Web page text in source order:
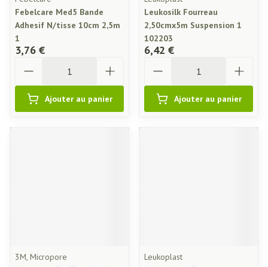
Febelcare Med5 Bande
Adhesif N/tisse 10cm 2,5m
1
3,76 €
Ajouter au panier
Leukosilk Fourreau
2,50cmx5m Suspension 1
102203
6,42 €
Ajouter au panier
3M, Micropore
Leukoplast